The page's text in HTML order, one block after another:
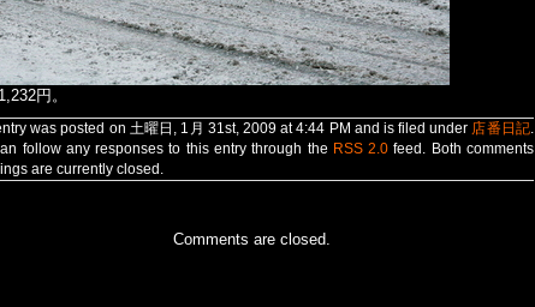
円。
was posted on 土曜日, 1月 31st, 2009 at 4:44 PM and is filed under 店番日記
follow any responses to this entry through the RSS 2.0 feed. Both comments
are currently closed.
Comments are closed.